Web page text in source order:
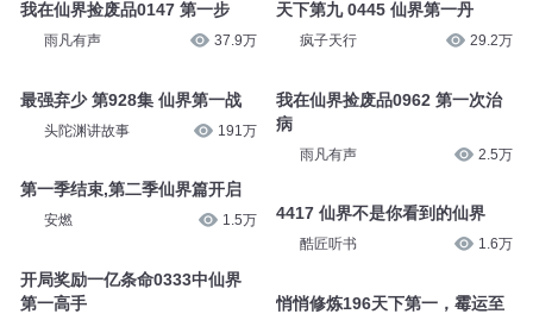
我在仙界捡废品0147 第一步
雨凡有声 37.9万
最强弃少 第928集 仙界第一战
头陀渊讲故事 191万
第一季结束,第二季仙界篇开启
安燃 1.5万
开局奖励一亿条命0333中仙界
第一高手
天下第九 0445 仙界第一丹
疯子天行 29.2万
我在仙界捡废品0962 第一次治
病
雨凡有声 2.5万
4417 仙界不是你看到的仙界
酷匠听书 1.6万
悄悄修炼196天下第一，霉运至